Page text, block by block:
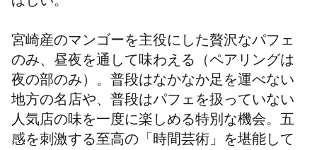
ほしい。
宮崎産のマンゴーを主役にした贅沢なパフェ
のみ、昼夜を通して味わえる（ペアリングは
夜の部のみ）。普段はなかなか足を運べない
地方の名店や、普段はパフェを扱っていない
人気店の味を一度に楽しめる特別な機会。五
感を刺激する至高の「時間芸術」を堪能して